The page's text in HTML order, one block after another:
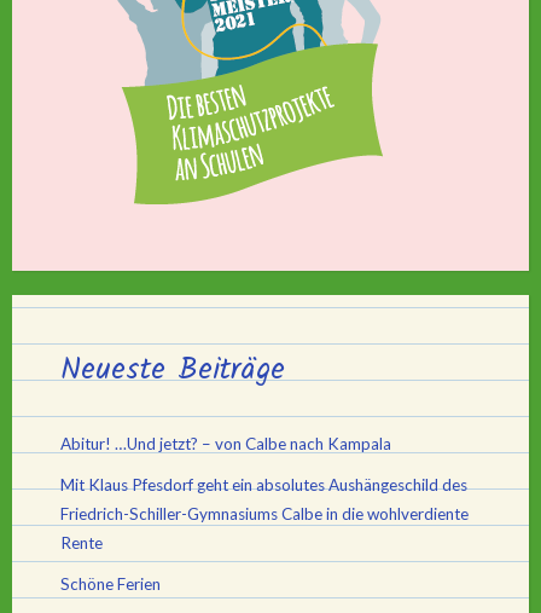
Neueste Beiträge
Abitur! …Und jetzt? – von Calbe nach Kampala
Mit Klaus Pfesdorf geht ein absolutes Aushängeschild des
Friedrich-Schiller-Gymnasiums Calbe in die wohlverdiente
Rente
Schöne Ferien